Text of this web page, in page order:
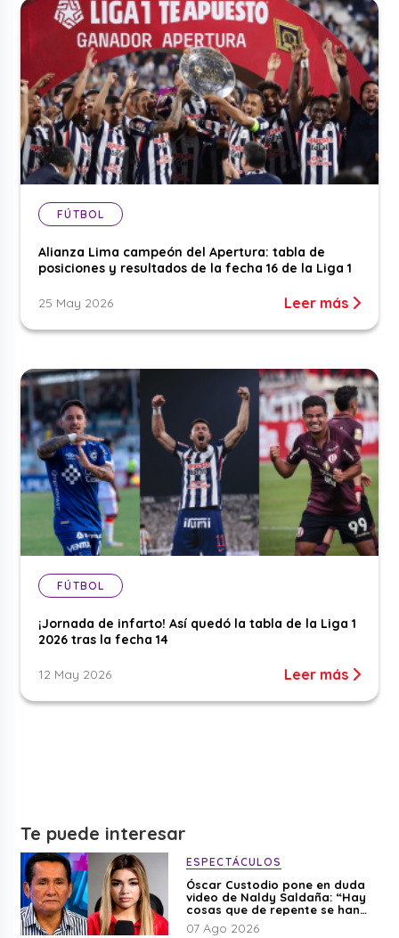
FÚTBOL
Alianza Lima campeón del Apertura: tabla de
posiciones y resultados de la fecha 16 de la Liga 1
25 May 2026 Leer más
FÚTBOL
¡Jornada de infarto! Así quedó la tabla de la Liga 1
2026 tras la fecha 14
12 May 2026 Leer más
Te puede interesar
ESPECTÁCULOS
Óscar Custodio pone en duda
video de Naldy Saldaña: “Hay
cosas que de repente se han
editado”
07 Ago 2026